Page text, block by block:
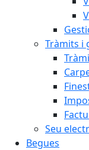
Tràmits i
Seu
Begues